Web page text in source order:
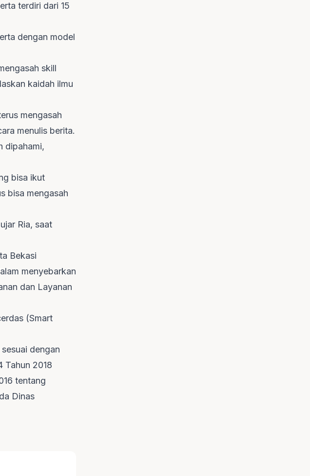
terdiri dari 15
dengan model
skill
kaidah ilmu
mengasah
menulis berita.
dipahami,
bisa ikut
bisa mengasah
Ria, saat
Bekasi
menyebarkan
dan Layanan
(Smart
dengan
Tahun 2018
tentang
Dinas